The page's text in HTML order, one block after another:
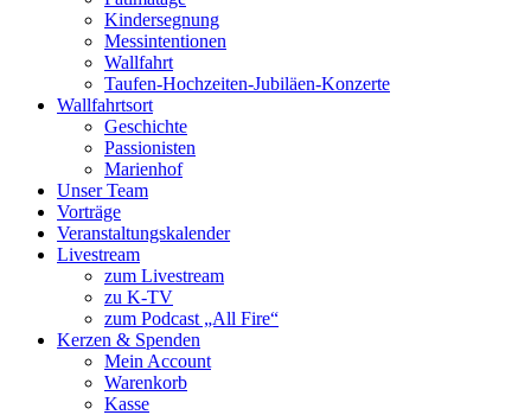
Kindersegnung
Messintentionen
Wallfahrt
Taufen-Hochzeiten-Jubiläen-Konzerte
Wallfahrtsort
Geschichte
Passionisten
Marienhof
Unser Team
Vorträge
Veranstaltungskalender
Livestream
zum Livestream
zu K-TV
zum Podcast „All Fire“
Kerzen & Spenden
Mein Account
Warenkorb
Kasse